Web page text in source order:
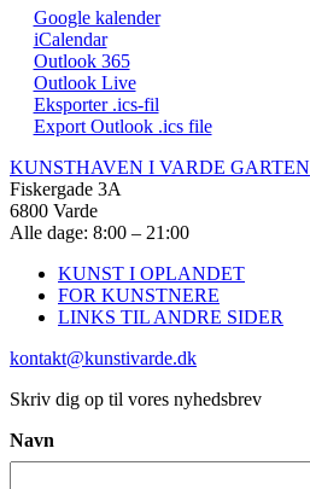
Google kalender
iCalendar
Outlook 365
Outlook Live
Eksporter .ics-fil
Export Outlook .ics file
KUNSTHAVEN I VARDE GARTEN
Fiskergade 3A
6800 Varde
Alle dage: 8:00 – 21:00
KUNST I OPLANDET
FOR KUNSTNERE
LINKS TIL ANDRE SIDER
kontakt@kunstivarde.dk
Skriv dig op til vores nyhedsbrev
Navn